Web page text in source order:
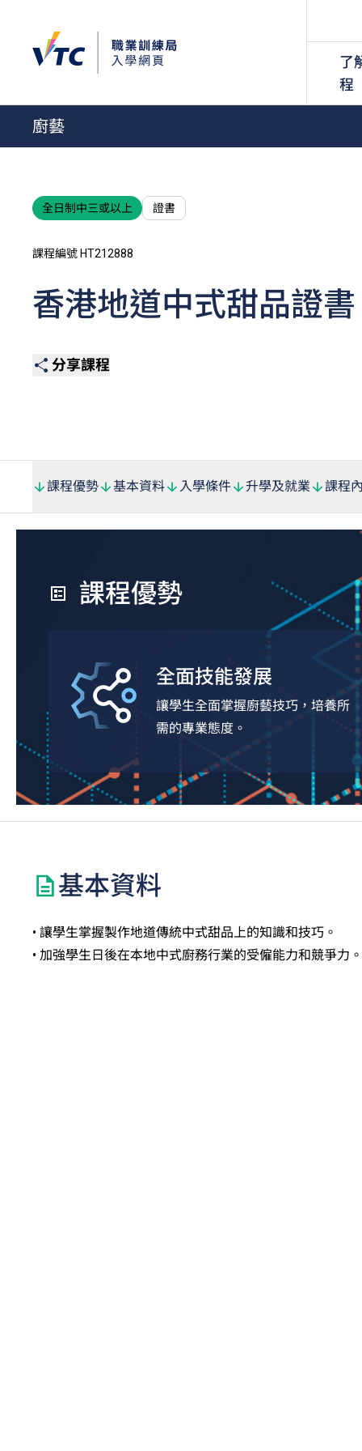
了
程
廚藝
全日制中三或以上 證書
課程編號 HT212888
香港地道中式甜品證
分享課程
課程優勢 基本資料 入學條件 升學及就業 課程
課程優勢
全面技能發展
讓學生全面掌握廚藝技巧，培養所
需的專業態度。
基本資料
• 讓學生掌握製作地道傳統中式甜品上的知識和技巧。
• 加強學生日後在本地中式廚務行業的受僱能力和競爭力。